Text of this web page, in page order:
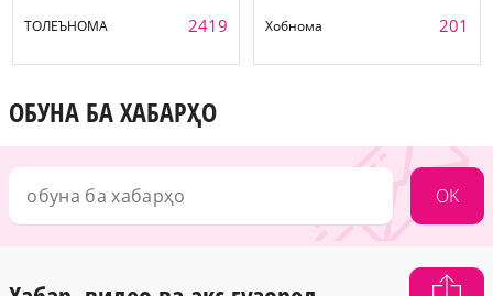
ТОЛЕЪНОМА 2419 Хобнома 201
ОБУНА БА ХАБАРҲО
OK